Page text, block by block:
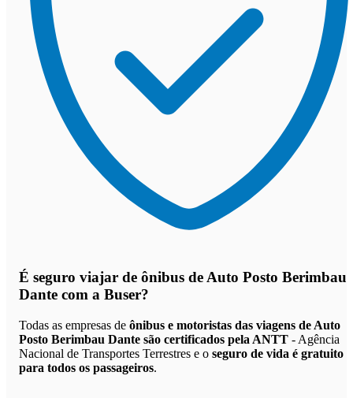
É seguro viajar de ônibus de Auto Posto Berimbau
Dante com a Buser?
Todas as empresas de ônibus e motoristas das viagens de Auto
Posto Berimbau Dante são certificados pela ANTT - Agência
Nacional de Transportes Terrestres e o seguro de vida é gratuito
para todos os passageiros.